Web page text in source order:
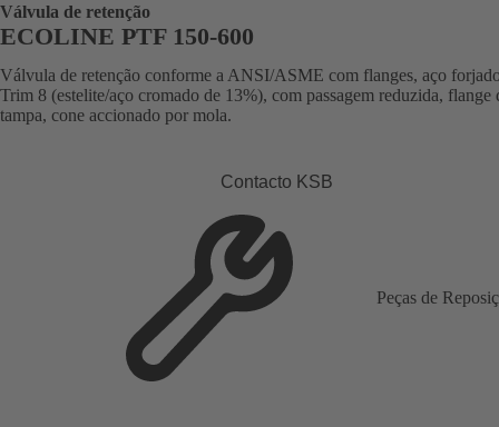
Válvula de retenção
ECOLINE PTF 150-600
Válvula de retenção conforme a ANSI/ASME com flanges, aço
Trim 8 (estelite/aço cromado de 13%), com passagem reduzida, flange
tampa, cone accionado por mola.
Contacto KSB
Peças de